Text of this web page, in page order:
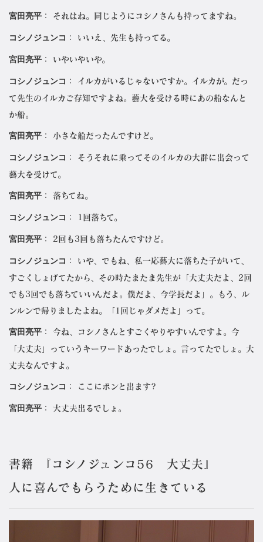
宮田亮平 ： それはね。同じようにコシノさんも持ってますね。
コシノジュンコ ： いいえ、先生も持ってる。
宮田亮平 ： いやいやいや。
コシノジュンコ ： イルカがいるじゃないですか。イルカが。だっ
て先生のイルカご存知ですよね。藝大を受ける時にあの船なんと
か船。
宮田亮平 ： 小さな船だったんですけど。
コシノジュンコ ： そうそれに乗ってそのイルカの大群に出会って
藝大を受けて。
宮田亮平 ： 落ちてね。
コシノジュンコ ： 1回落ちて。
宮田亮平 ： 2回も3回も落ちたんですけど。
コシノジュンコ ： いや、でもね、私一応藝大に落ちた子がいて、
すごくしょげてたから、その時たまたま先生が「大丈夫だよ、2回
でも3回でも落ちていいんだよ。僕だよ、今学長だよ」。もう、ル
ンルンで帰りましたよね。「1回じゃダメだよ」って。
宮田亮平 ： 今ね、コシノさんとすごくやりやすいんですよ。今
「大丈夫」っていうキーワードあったでしょ。言ってたでしょ。大
丈夫なんですよ。
コシノジュンコ ： ここにポンと出ます?
宮田亮平 ： 大丈夫出るでしょ。
書籍 『コシノジュンコ56 大丈夫』
人に喜んでもらうために生きている